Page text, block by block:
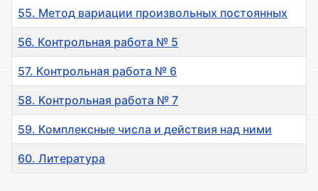
55. Метод вариации произвольных постоянных
56. Контрольная работа № 5
57. Контрольная работа № 6
58. Контрольная работа № 7
59. Комплексные числа и действия над ними
60. Литература